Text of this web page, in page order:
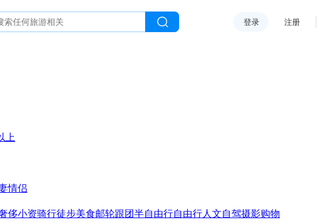
登录 注册
上
情侣
侈小资骑行徒步美食邮轮跟团半自由行自由行人文自驾摄影购物